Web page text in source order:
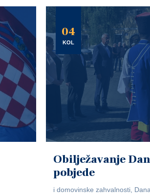
04
KOL
Obilježavanje
pobjede
i domovinske zahvalnosti, Dana